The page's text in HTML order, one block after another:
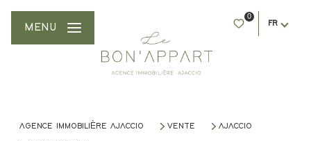
0
FR
MENU
AGENCE IMMOBILIÈRE AJACCIO VENTE AJACCIO